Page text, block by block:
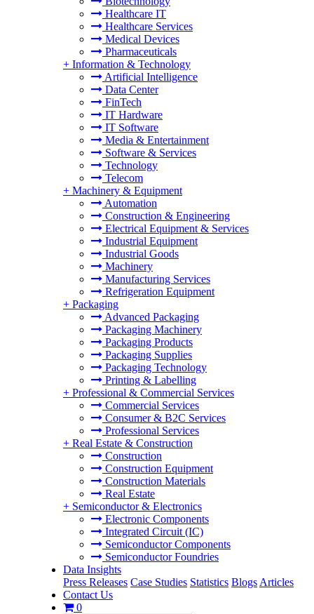
Healthcare IT
Healthcare Services
Medical Devices
Pharmaceuticals
+ Information & Technology
Artificial Intelligence
Data Center
FinTech
IT Hardware
IT Software
Media & Entertainment
Software & Services
Technology
Telecom
+ Machinery & Equipment
Automation
Construction & Engineering
Electrical Equipment & Services
Industrial Equipment
Industrial Goods
Machinery
Manufacturing Services
Refrigeration Equipment
+ Packaging
Advanced Packaging
Packaging Machinery
Packaging Products
Packaging Supplies
Packaging Technology
Printing & Labelling
+ Professional & Commercial Services
Commercial Services
Consumer & B2C Services
Professional Services
+ Real Estate & Construction
Construction
Construction Equipment
Construction Materials
Real Estate
+ Semiconductor & Electronics
Electronic Components
Integrated Circuit (IC)
Semiconductor Components
Semiconductor Foundries
Data Insights
Press Releases Case Studies Statistics Blogs Articles
Contact Us
0